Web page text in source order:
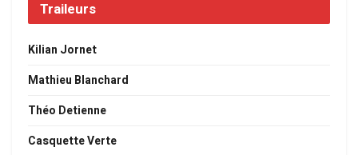
Traileurs
Kilian Jornet
Mathieu Blanchard
Théo Detienne
Casquette Verte